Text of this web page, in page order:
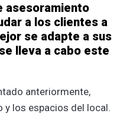
asesoramiento
a los clientes a
se adapte a sus
lleva a cabo este
anteriormente,
y los espacios del local.